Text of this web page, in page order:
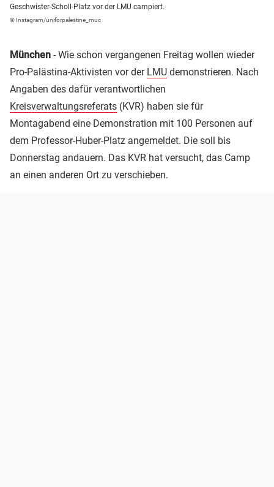
Geschwister-Scholl-Platz vor der LMU campiert.
© Instagram/uniforpalestine_muc
München - Wie schon vergangenen Freitag wollen wieder
Pro-Palästina-Aktivisten vor der LMU demonstrieren. Nach
Angaben des dafür verantwortlichen
Kreisverwaltungsreferats (KVR) haben sie für
Montagabend eine Demonstration mit 100 Personen auf
dem Professor-Huber-Platz angemeldet. Die soll bis
Donnerstag andauern. Das KVR hat versucht, das Camp
an einen anderen Ort zu verschieben.